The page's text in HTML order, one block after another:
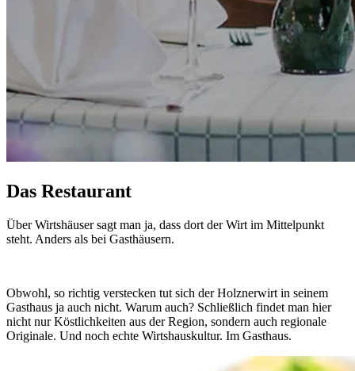
Das Restaurant
Über Wirtshäuser sagt man ja, dass dort der Wirt im Mittelpunkt
steht. Anders als bei Gasthäusern.
Obwohl, so richtig verstecken tut sich der Holznerwirt in seinem
Gasthaus ja auch nicht. Warum auch? Schließlich findet man hier
nicht nur Köstlichkeiten aus der Region, sondern auch regionale
Originale. Und noch echte Wirtshauskultur. Im Gasthaus.